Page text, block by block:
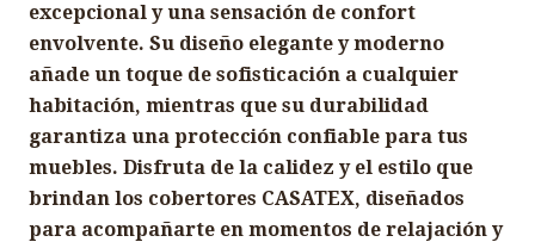
excepcional y una sensación de confort
envolvente. Su diseño elegante y moderno
añade un toque de sofisticación a cualquier
habitación, mientras que su durabilidad
garantiza una protección confiable para tus
muebles. Disfruta de la calidez y el estilo que
brindan los cobertores CASATEX, diseñados
para acompañarte en momentos de relajación y